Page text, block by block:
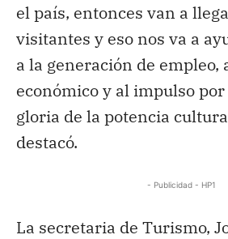
el país, entonces van a
visitantes y eso nos va a
a la generación de empleo,
económico y al impulso
gloria de la potencia
destacó.
- Publicidad - HP1
La secretaria de Turismo,